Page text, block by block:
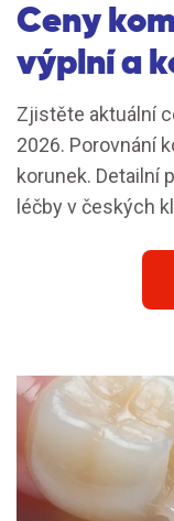
Ceny
výplní a
Zjistěte aktuální
2026. Porovnání
korunek. Detailní
léčby v českých